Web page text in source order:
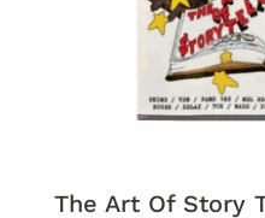
The Art Of Story